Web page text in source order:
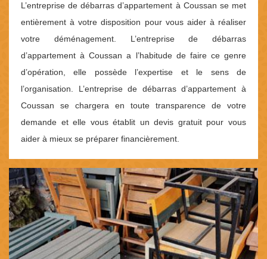
L’entreprise de débarras d’appartement à Coussan se met
entièrement à votre disposition pour vous aider à réaliser
votre déménagement. L’entreprise de débarras
d’appartement à Coussan a l’habitude de faire ce genre
d’opération, elle possède l’expertise et le sens de
l’organisation. L’entreprise de débarras d’appartement à
Coussan se chargera en toute transparence de votre
demande et elle vous établit un devis gratuit pour vous
aider à mieux se préparer financièrement.